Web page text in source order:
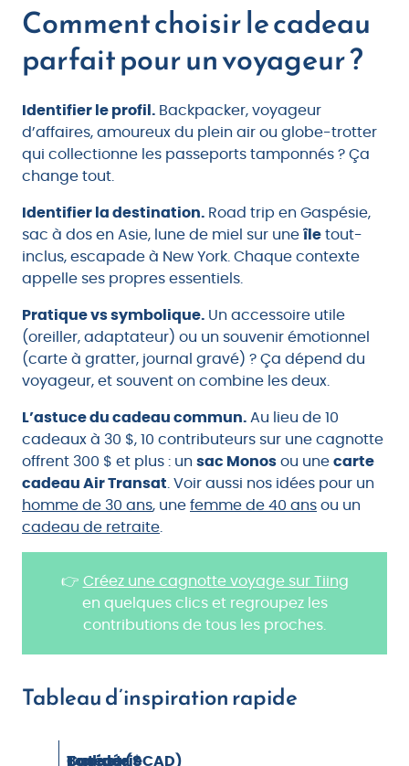
Comment choisir le cadeau
parfait pour un voyageur ?
Identifier le profil. Backpacker, voyageur
d’affaires, amoureux du plein air ou globe-trotter
qui collectionne les passeports tamponnés ? Ça
change tout.
Identifier la destination. Road trip en Gaspésie,
sac à dos en Asie, lune de miel sur une île tout-
inclus, escapade à New York. Chaque contexte
appelle ses propres essentiels.
Pratique vs symbolique. Un accessoire utile
(oreiller, adaptateur) ou un souvenir émotionnel
(carte à gratter, journal gravé) ? Ça dépend du
voyageur, et souvent on combine les deux.
L’astuce du cadeau commun. Au lieu de 10
cadeaux à 30 $, 10 contributeurs sur une cagnotte
offrent 300 $ et plus : un sac Monos ou une carte
cadeau Air Transat. Voir aussi nos idées pour un
homme de 30 ans, une femme de 40 ans ou un
cadeau de retraite.
👉 Créez une cagnotte voyage sur Tiing
en quelques clics et regroupez les
contributions de tous les proches.
Tableau d’inspiration rapide
Catégorie
Top idée
Budget ($CAD)